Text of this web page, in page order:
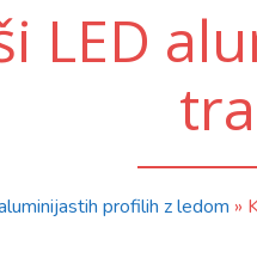
LED
profilih z ledom »